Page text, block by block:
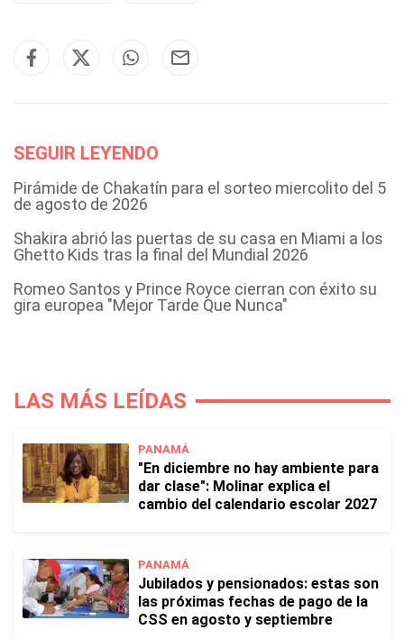
SEGUIR LEYENDO
Pirámide de Chakatín para el sorteo miercolito del 5
de agosto de 2026
Shakira abrió las puertas de su casa en Miami a los
Ghetto Kids tras la final del Mundial 2026
Romeo Santos y Prince Royce cierran con éxito su
gira europea "Mejor Tarde Que Nunca"
LAS MÁS LEÍDAS
PANAMÁ
"En diciembre no hay ambiente para
dar clase": Molinar explica el
cambio del calendario escolar 2027
PANAMÁ
Jubilados y pensionados: estas son
las próximas fechas de pago de la
CSS en agosto y septiembre